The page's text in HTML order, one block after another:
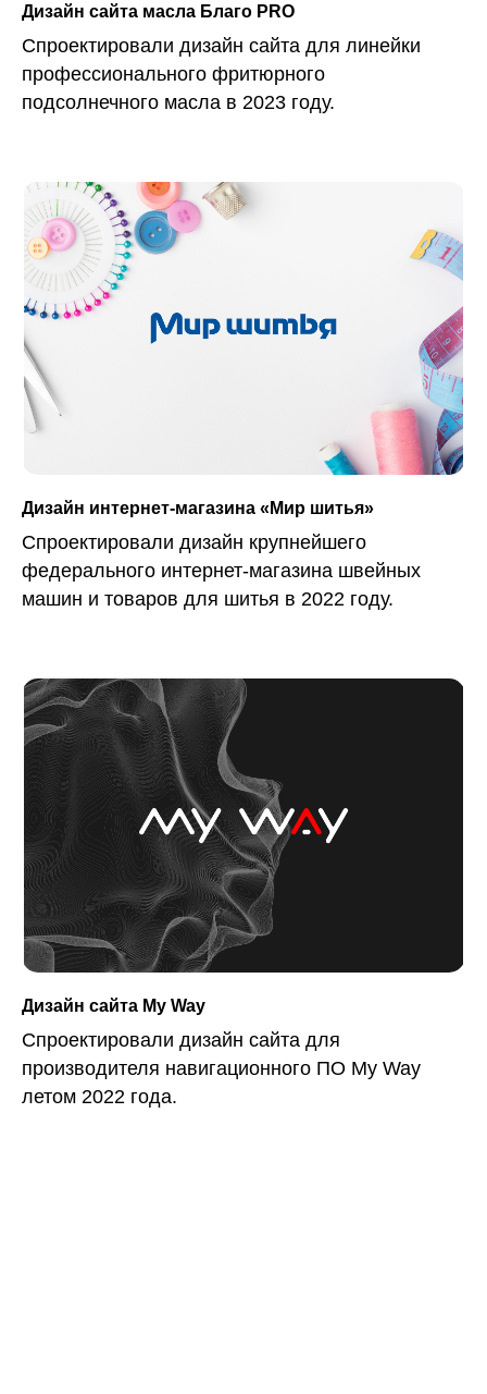
Дизайн сайта масла Благо PRO
Спроектировали дизайн сайта для линейки
профессионального фритюрного
подсолнечного масла в 2023 году.
Дизайн интернет-магазина «Мир шитья»
Спроектировали дизайн крупнейшего
федерального интернет-магазина швейных
машин и товаров для шитья в 2022 году.
Дизайн сайта My Way
Спроектировали дизайн сайта для
производителя навигационного ПО My Way
летом 2022 года.